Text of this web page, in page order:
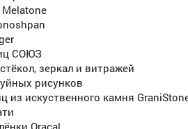
Melatone
СОЮЗ
зеркал и витражей
рисунков
из искуственного камня
Oracal